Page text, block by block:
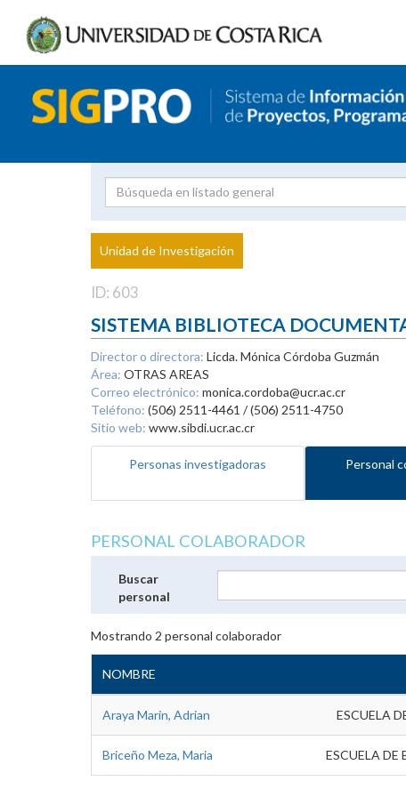
Proyecto
Investigador
Unidad de Investigación
ID: 603
SISTEMA BIBLIOTECA
Director o directora: Licda. Mónica Córdoba Guzmán
Área: OTRAS AREAS
Correo electrónico: monica.cordoba@ucr.ac.cr
Teléfono: (506) 2511-4461 / (506) 2511-4750
Sitio web: www.sibdi.ucr.ac.cr
Personas investigadoras Personal
PERSONAL COLABORADOR
Buscar
personal
Mostrando 2 personal colaborador
NOMBRE
Araya Marin, Adrian ESCUELA
Briceño Meza, Maria ESCUELA